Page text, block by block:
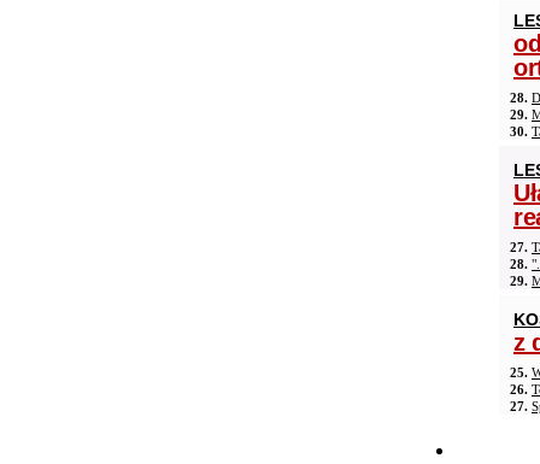
28.
29.
30.
27.
28.
29.
z
25.
26.
27.